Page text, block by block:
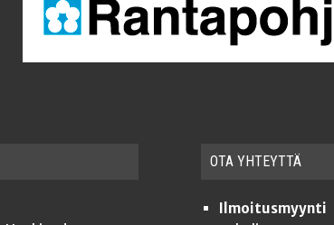
OTA YHTEYT­TÄ
Ilmoitusmyynti